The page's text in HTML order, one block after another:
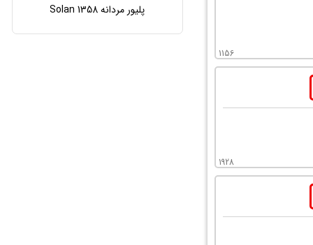
1156
1928
پلیور مردانه Solan 1358